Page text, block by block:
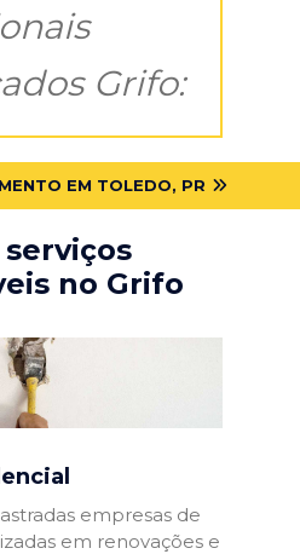
Grifo:
EM TOLEDO, PR
serviços
no Grifo
empresas de
em renovações e